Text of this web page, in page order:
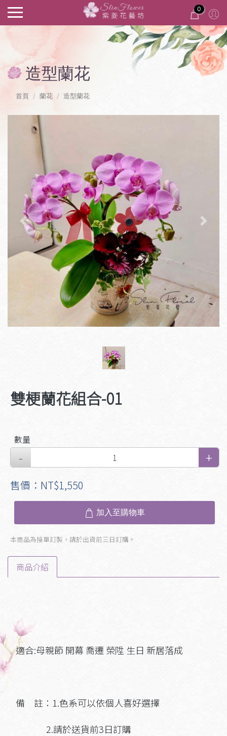
0
造型蘭花
首頁 蘭花 造型蘭花
Previous Next
雙梗蘭花組合-01
數量
售價：NT$1,550
加入至購物車
本商品為接單訂製，請於出貨前三日訂購。
商品介紹
適合:母親節 開幕 喬遷 榮陞 生日 新居落成
備 註：1.色系可以依個人喜好選擇
2.請於送貨前3日訂購